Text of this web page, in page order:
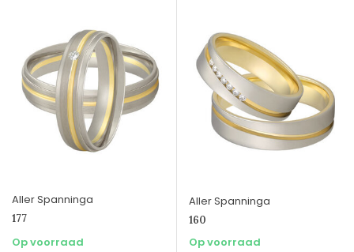
Aller Spanninga
177
Op voorraad
Aller Spanninga
160
Op voorraad